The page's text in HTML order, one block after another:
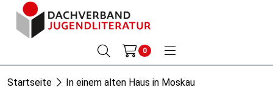
0
Startseite In einem alten Haus in Moskau